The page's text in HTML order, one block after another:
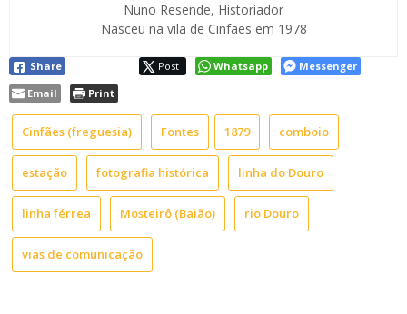
Nuno Resende, Historiador
Nasceu na vila de Cinfães em 1978
Share Post Whatsapp
Messenger
Email
Print
Cinfães (freguesia) Fontes 1879 comboio
estação fotografia histórica linha do Douro
linha férrea Mosteirô (Baião) rio Douro
vias de comunicação